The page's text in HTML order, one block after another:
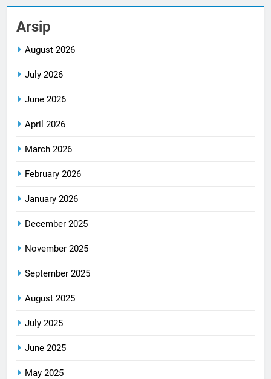
Arsip
August 2026
July 2026
June 2026
April 2026
March 2026
February 2026
January 2026
December 2025
November 2025
September 2025
August 2025
July 2025
June 2025
May 2025